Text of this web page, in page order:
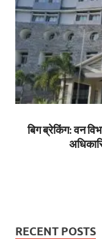
बिग ब्रेकिंग: वन
RECENT POSTS